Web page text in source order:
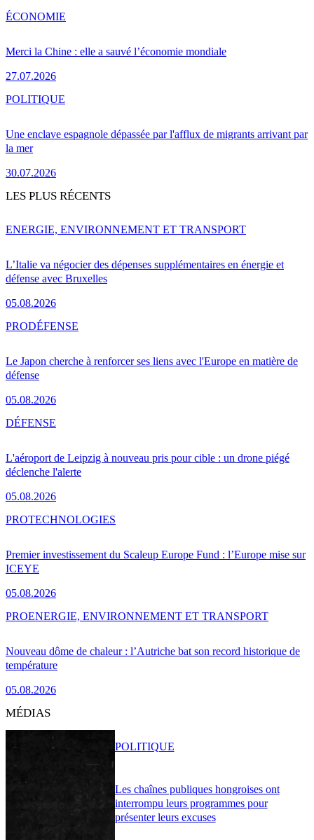
Merci la Chine : elle a sauvé l’économie mondiale
27.07.2026
ÉCONOMIE
Une enclave espagnole dépassée par l'afflux de migrants arrivant par
la mer
30.07.2026
POLITIQUE
LES PLUS RÉCENTS
L’Italie va négocier des dépenses supplémentaires en énergie et
défense avec Bruxelles
05.08.2026
ENERGIE, ENVIRONNEMENT ET TRANSPORT
Le Japon cherche à renforcer ses liens avec l'Europe en matière de
défense
05.08.2026
PRODÉFENSE
L'aéroport de Leipzig à nouveau pris pour cible : un drone piégé
déclenche l'alerte
05.08.2026
DÉFENSE
Premier investissement du Scaleup Europe Fund : l’Europe mise sur
ICEYE
05.08.2026
PROTECHNOLOGIES
Nouveau dôme de chaleur : l’Autriche bat son record historique de
température
05.08.2026
PROENERGIE, ENVIRONNEMENT ET TRANSPORT
MÉDIAS
Les chaînes publiques hongroises ont
interrompu leurs programmes pour
présenter leurs excuses
POLITIQUE